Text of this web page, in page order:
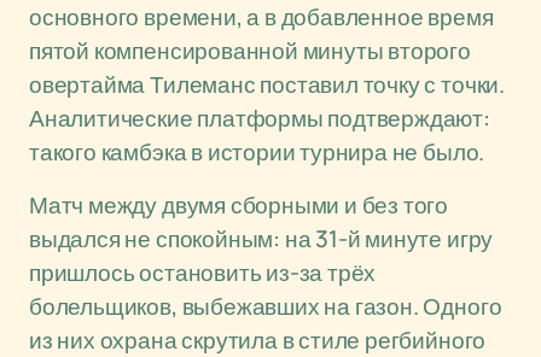
основного времени, а в добавленное время
пятой компенсированной минуты второго
овертайма Тилеманс поставил точку с точки.
Аналитические платформы подтверждают:
такого камбэка в истории турнира не было.
Матч между двумя сборными и без того
выдался не спокойным: на 31-й минуте игру
пришлось остановить из-за трёх
болельщиков, выбежавших на газон. Одного
из них охрана скрутила в стиле регбийного